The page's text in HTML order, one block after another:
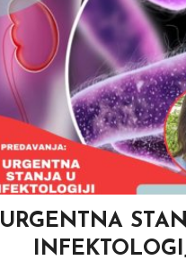
URGENTNA